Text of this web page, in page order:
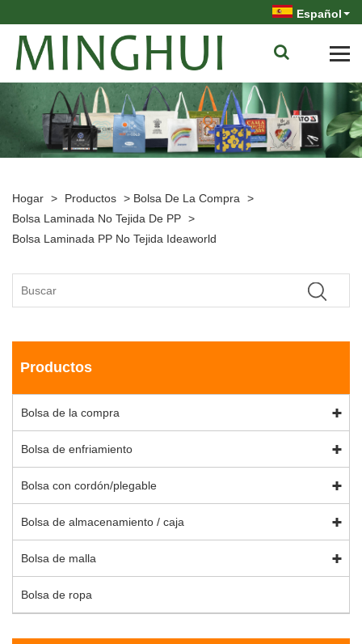
Español
Hogar > Productos > Bolsa De La Compra >
Bolsa Laminada No Tejida De PP >
Bolsa Laminada PP No Tejida Ideaworld
Productos
Bolsa de la compra
Bolsa de enfriamiento
Bolsa con cordón/plegable
Bolsa de almacenamiento / caja
Bolsa de malla
Bolsa de ropa